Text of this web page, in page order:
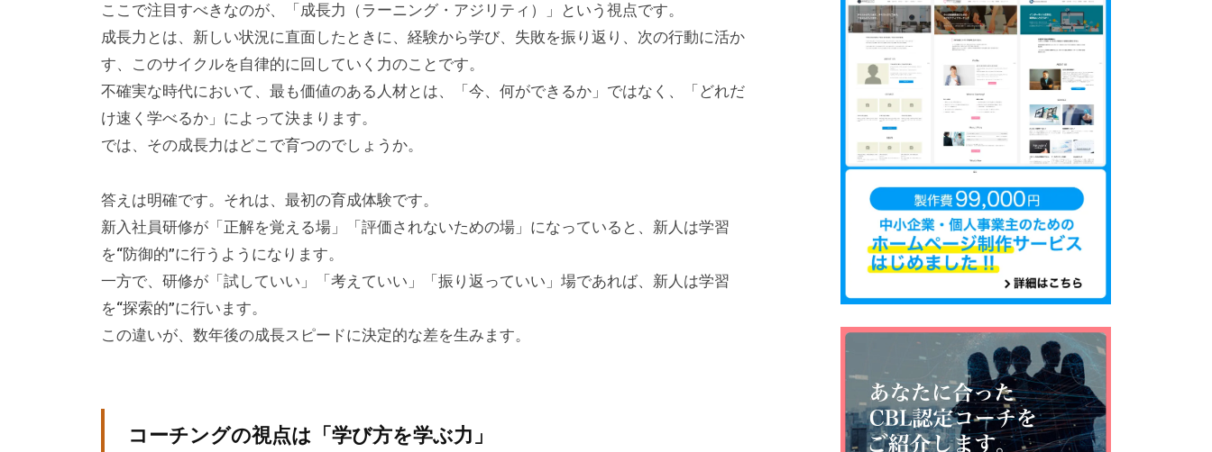
コ
ー
チ
ン
グ
提
供
を
行
な
っ
ここで注目すべきなのが、「成長力（ラーニング・アジリティ）」という視点です。
成長力とは、新しい状況に直面したときに、経験から学び、失敗を振り返り、次の行動に活か
す、このサイクルを自律的に回していく力のことです。
不確実な時代において、最も価値のある人材とは、「今、何ができるか」ではなく、「どれだ
け速く学べるか」によって決まります。
では、その成長力はどこで育つのでしょうか。
答えは明確です。それは、最初の育成体験です。
新入社員研修が「正解を覚える場」「評価されないための場」になっていると、新人は学習
を“防御的”に行うようになります。
一方で、研修が「試していい」「考えていい」「振り返っていい」場であれば、新人は学習
を“探索的”に行います。
この違いが、数年後の成長スピードに決定的な差を生みます。
コーチングの視点は「学び方を学ぶ力」